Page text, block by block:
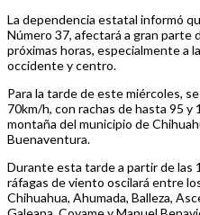
La dependencia estatal informó
Número 37, afectará a gran parte
próximas horas, especialmente a
occidente y centro.
Para la tarde de este miércoles,
70km/h, con rachas de hasta 95
montaña del municipio de
Buenaventura.
Durante esta tarde a partir de las
ráfagas de viento oscilará entre
Chihuahua, Ahumada, Balleza,